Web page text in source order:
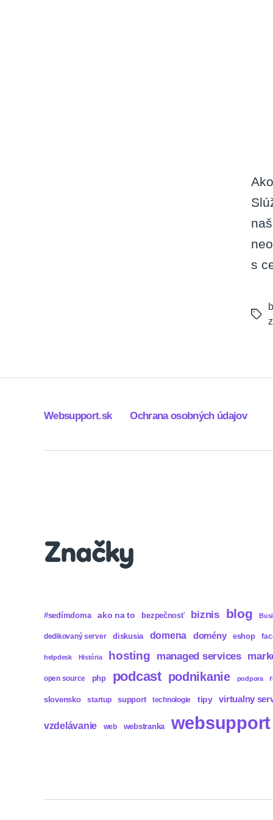
s
Tags
Websupport.sk Ochrana osobných údajov
Značky
#sedímdoma ako na to bezpečnosť biznis blog
dedikovaný server diskusia domena domény eshop
helpdesk História hosting managed services
open source php podcast podnikanie podpora
slovensko startup support technologie tipy virtualny
vzdelávanie web webstranka websupport